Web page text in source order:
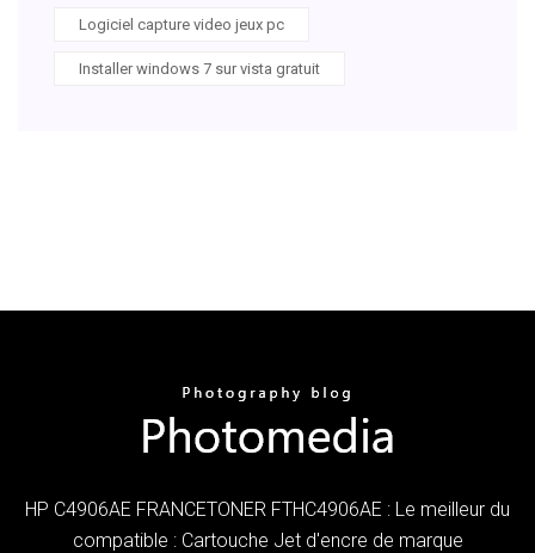
Logiciel capture video jeux pc
Installer windows 7 sur vista gratuit
HP C4906AE FRANCETONER FTHC4906AE : Le meilleur du
compatible : Cartouche Jet d'encre de marque